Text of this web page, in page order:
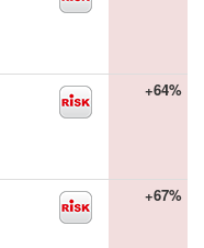
+64%
+67%